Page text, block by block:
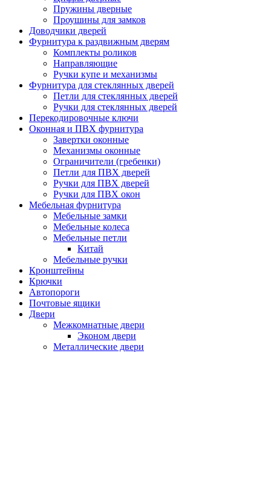
Пружины дверные
Проушины для замков
Доводчики дверей
Фурнитура к раздвижным дверям
Комплекты роликов
Направляющие
Ручки купе и механизмы
Фурнитура для стеклянных дверей
Петли для стеклянных дверей
Ручки для стеклянных дверей
Перекодировочные ключи
Оконная и ПВХ фурнитура
Завертки оконные
Механизмы оконные
Ограничители (гребенки)
Петли для ПВХ дверей
Ручки для ПВХ дверей
Ручки для ПВХ окон
Мебельная фурнитура
Мебельные замки
Мебельные колеса
Мебельные петли
Китай
Мебельные ручки
Кронштейны
Крючки
Автопороги
Почтовые ящики
Двери
Межкомнатные двери
Эконом двери
Металлические двери